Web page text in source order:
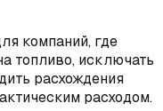
компаний, где
топливо, исключать
расхождения
расходом.